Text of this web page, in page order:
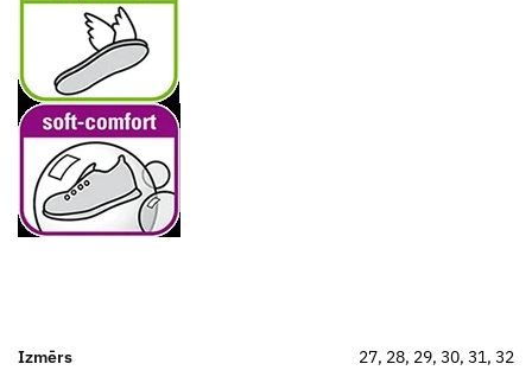
Izmērs 27, 28, 29, 30, 31, 32